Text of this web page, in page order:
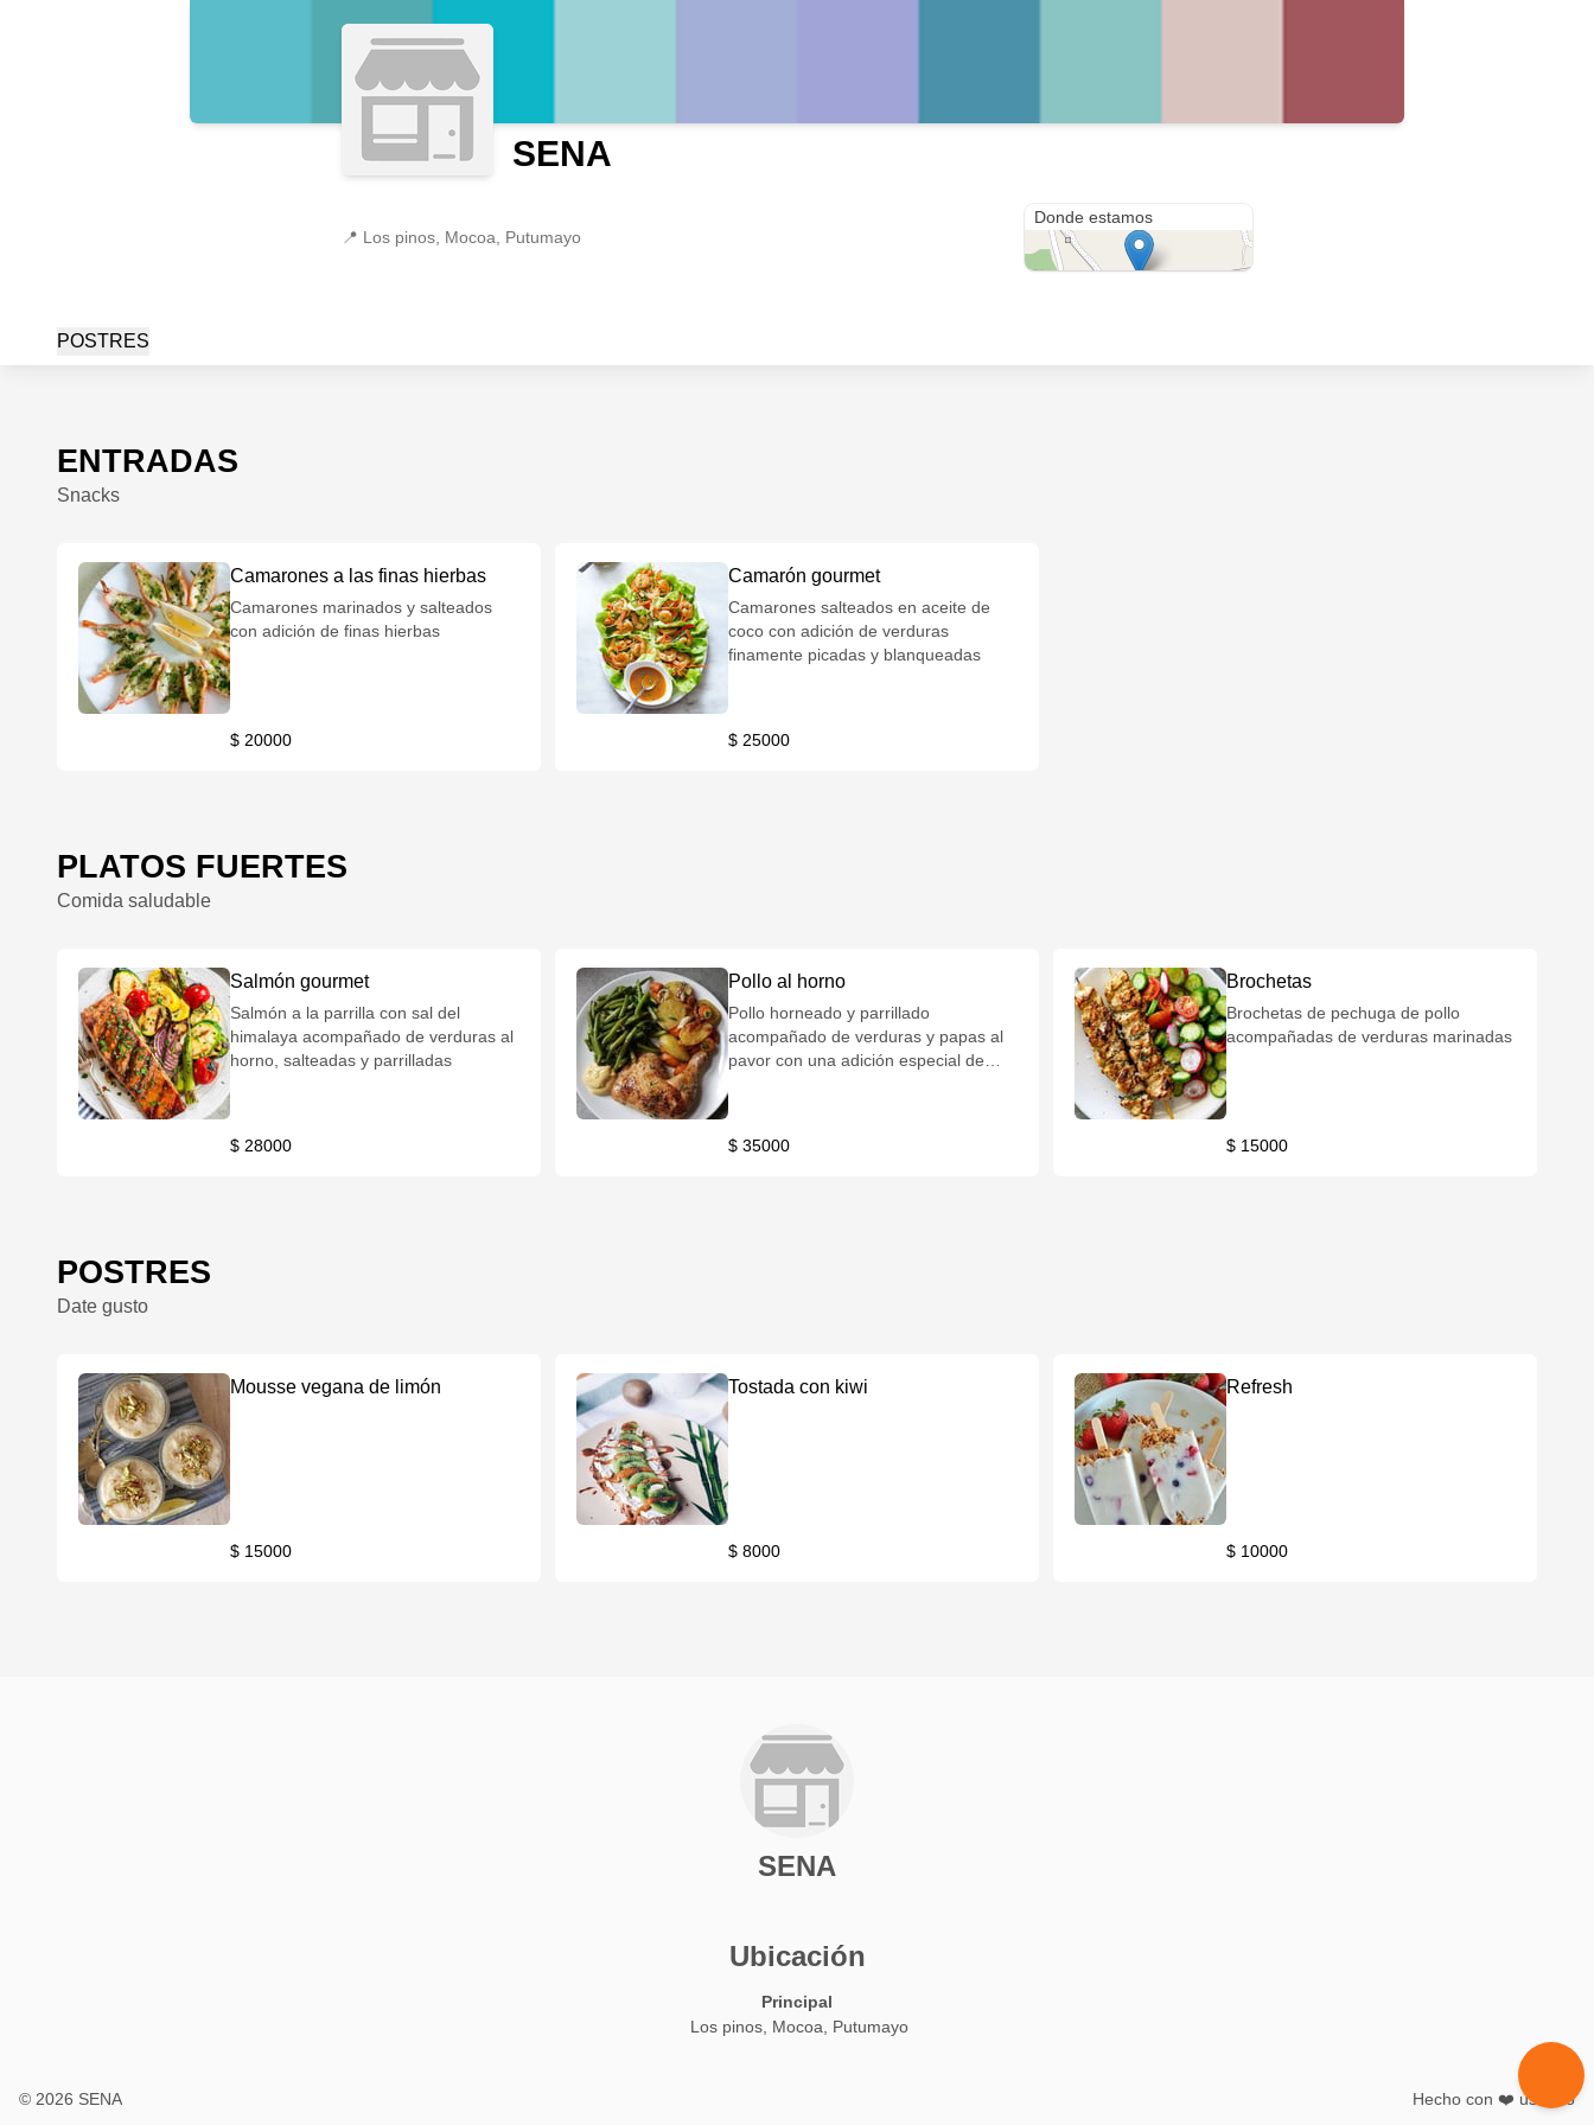
SENA
📍 Los pinos, Mocoa, Putumayo
Donde estamos
POSTRES
ENTRADAS
Snacks
Camarones a las finas hierbas
Camarones marinados y salteados
con adición de finas hierbas
$ 20000
Camarón gourmet
Camarones salteados en aceite de
coco con adición de verduras
finamente picadas y blanqueadas
$ 25000
PLATOS FUERTES
Comida saludable
Salmón gourmet
Salmón a la parrilla con sal del
himalaya acompañado de verduras al
horno, salteadas y parrilladas
$ 28000
Pollo al horno
Pollo horneado y parrillado
acompañado de verduras y papas al
pavor con una adición especial de
$ 35000
Brochetas
Brochetas de pechuga de pollo
acompañadas de verduras marinadas
$ 15000
POSTRES
Date gusto
Mousse vegana de limón
$ 15000
Tostada con kiwi
$ 8000
Refresh
$ 10000
SENA
Ubicación
Principal
Los pinos, Mocoa, Putumayo
© 2026 SENA Hecho con ❤️ usando